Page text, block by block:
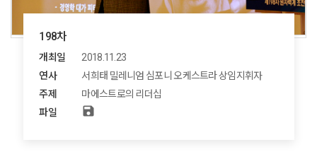
198차
개최일
2018.11.23
연사
서희태 밀레니엄 심포니 오케스트라 상임지휘자
주제
마에스트로의 리더십
파일
save